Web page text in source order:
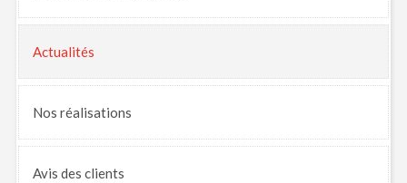
Actualités
Nos réalisations
Avis des clients